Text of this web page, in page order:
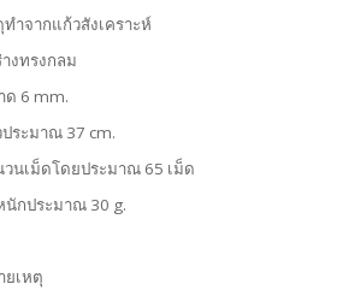
ทำจากแก้วสังเคราะห์
างทรงกลม
ด 6 mm.
ประมาณ 37 cm.
วนเม็ดโดยประมาณ 65 เม็ด
นักประมาณ 30 g.
ยเหตุ